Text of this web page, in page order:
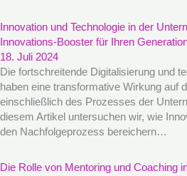
Innovation und Technologie in der
Innovations-Booster für Ihren
18. Juli 2024
Die fortschreitende Digitalisierung und
haben eine transformative Wirkung auf
einschließlich des Prozesses der
diesem Artikel untersuchen wir, wie
den Nachfolgeprozess bereichern…
Die Rolle von Mentoring und Coaching